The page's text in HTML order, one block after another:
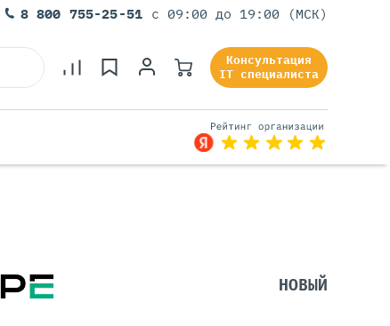
8 800 755-25-51 с 09:00 до 19:00 (МСК)
Консультация
IT специалиста
НОВЫЙ